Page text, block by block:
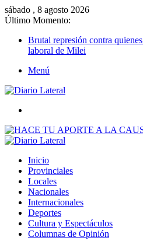
sábado , 8 agosto 2026
Último Momento:
Brutal represión contra
laboral de Milei
Menú
Inicio
Provinciales
Locales
Nacionales
Internacionales
Deportes
Cultura y Espectáculos
Columnas de Opinión